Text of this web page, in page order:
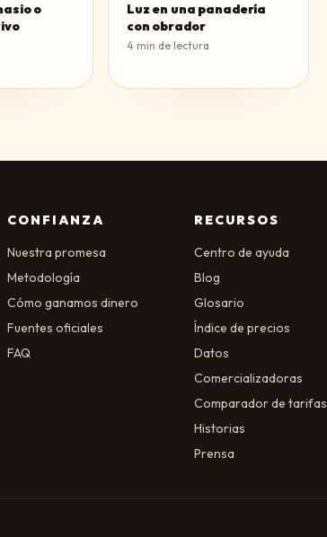
o
Luz en una panadería
con obrador
4 min de lectura
CONFIANZA
Nuestra promesa
Metodología
Cómo ganamos dinero
Fuentes oficiales
FAQ
RECURSOS
Centro de ayuda
Blog
Glosario
Índice de precios
Datos
Comercializadoras
Comparador de tarifas
Historias
Prensa